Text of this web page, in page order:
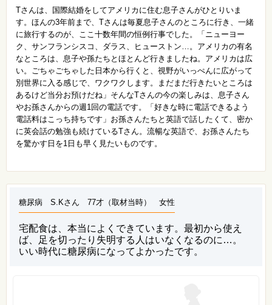
Tさんは、国際結婚をしてアメリカに住む息子さんがひとりいま
す。ほんの3年前まで、Tさんは毎夏息子さんのところに行き、一緒
に旅行するのが、ここ十数年間の恒例行事でした。「ニューヨー
ク、サンフランシスコ、ダラス、ヒューストン…。アメリカの有名
なところは、息子や孫たちとほとんど行きましたね。アメリカは広
い。ごちゃごちゃした日本から行くと、視野がいっぺんに広がって
別世界に入る感じで、ワクワクします。まだまだ行きたいところは
あるけど当分お預けだね」そんなTさんの今の楽しみは、息子さん
やお孫さんからの週1回の電話です。「好きな時に電話できるよう
電話料はこっち持ちです」お孫さんたちと英語で話したくて、密か
に英会話の勉強も続けているTさん。流暢な英語で、お孫さんたち
を驚かす日を1日も早く見たいものです。
糖尿病 S.Kさん 77才（取材当時） 女性
宅配食は、本当によくできています。最初から使え
ば、足を切ったり失明する人はいなくなるのに…。
いい時代に糖尿病になってよかったです。